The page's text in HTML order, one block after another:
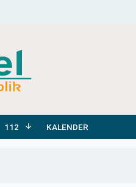
112 KALENDER